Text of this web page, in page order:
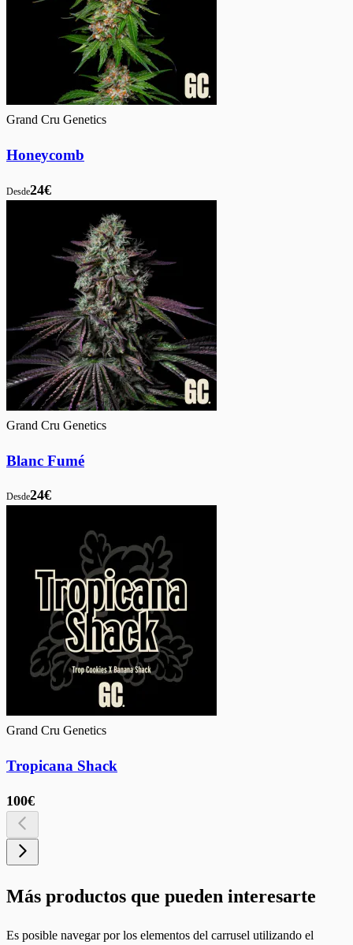
Grand Cru Genetics
Honeycomb
Desde24€
Grand Cru Genetics
Blanc Fumé
Desde24€
Grand Cru Genetics
Tropicana Shack
100€
Más productos que pueden interesarte
Es posible navegar por los elementos del carrusel utilizando el